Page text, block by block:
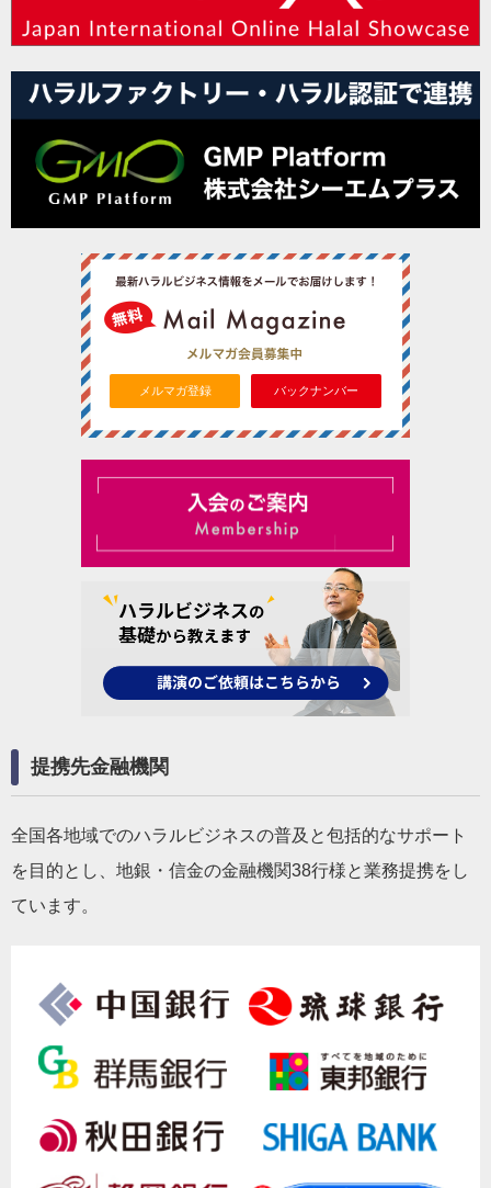
メルマガ登録 バックナンバー
提携先金融機関
全国各地域でのハラルビジネスの普及と包括的なサポート
を目的とし、地銀・信金の金融機関38行様と業務提携をし
ています。